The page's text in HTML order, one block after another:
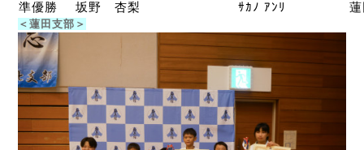
準優勝
坂野 杏梨 ｻｶﾉ ｱﾝﾘ
＜蓮田支部＞